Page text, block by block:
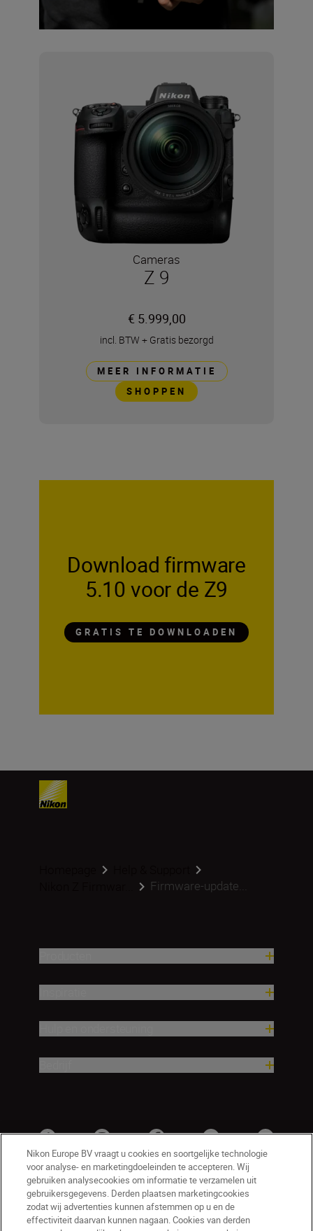
Cameras
Z 9
€ 5.999,00
incl. BTW + Gratis bezorgd
MEER INFORMATIE
SHOPPEN
Download firmware
5.10 voor de Z9
GRATIS TE DOWNLOADEN
Firmware-update...
Nikon Europe BV vraagt u cookies en soortgelijke technologie
voor analyse- en marketingdoeleinden te accepteren. Wij
gebruiken analysecookies om informatie te verzamelen uit
gebruikersgegevens. Derden plaatsen marketingcookies
zodat wij advertenties kunnen afstemmen op u en de
effectiviteit daarvan kunnen nagaan. Cookies van derden